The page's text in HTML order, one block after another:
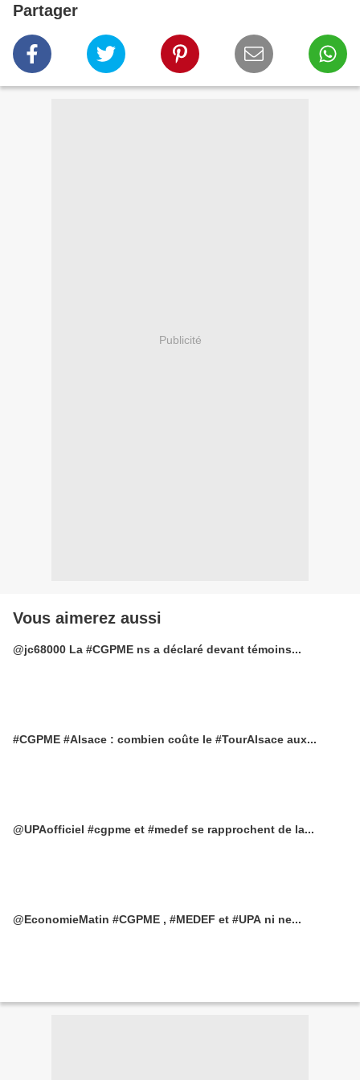
Partager
Publicité
Vous aimerez aussi
@jc68000 La #CGPME ns a déclaré devant témoins...
#CGPME #Alsace : combien coûte le #TourAlsace aux...
@UPAofficiel #cgpme et #medef se rapprochent de la...
@EconomieMatin #CGPME , #MEDEF et #UPA ni ne...